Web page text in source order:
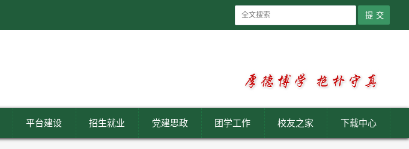
平台建设 招生就业 党建思政 团学工作 校友之家 下载中心